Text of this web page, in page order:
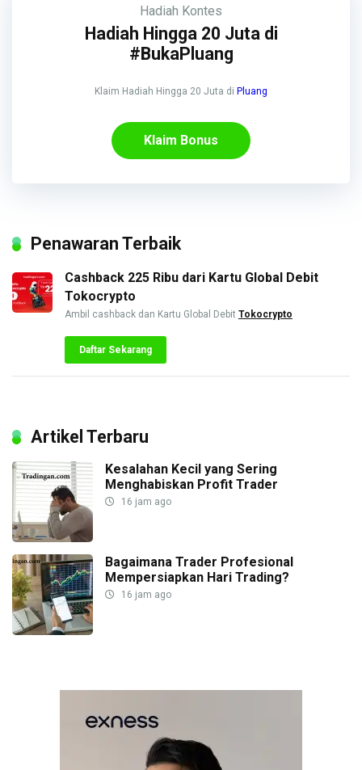
Hadiah Kontes
Hadiah Hingga 20 Juta di
#BukaPluang
Klaim Hadiah Hingga 20 Juta di Pluang
Klaim Bonus
Penawaran Terbaik
Cashback 225 Ribu dari Kartu Global Debit
Tokocrypto
Ambil cashback dan Kartu Global Debit Tokocrypto
Daftar Sekarang
Artikel Terbaru
Kesalahan Kecil yang Sering
Menghabiskan Profit Trader
16 jam ago
Bagaimana Trader Profesional
Mempersiapkan Hari Trading?
16 jam ago